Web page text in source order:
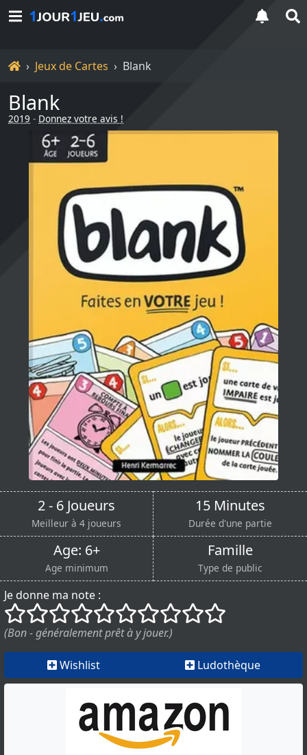
Accueil
Jeux de Cartes Blank
Blank
2019 - Donnez votre avis !
2 - 6 Joueurs
Meilleur à 4 joueurs
15 Minutes
Durée d'une partie
Age: 6+
Age minimum
Famille
Type de public
Je donne ma note :
()
() () () () () () () ()
()
(Bon - généralement prêt à y jouer.)
Wishlist Ludothèque